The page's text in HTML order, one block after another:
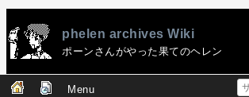
phelen archives Wiki
ポーンさんがやった果てのヘレン
Menu